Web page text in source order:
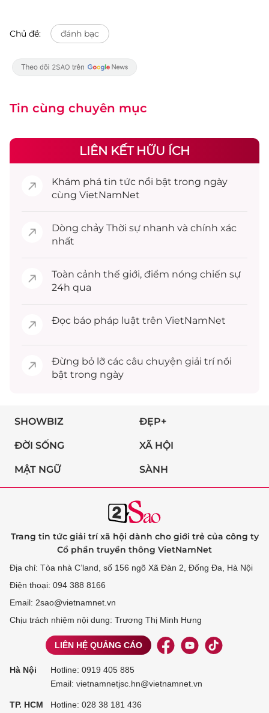
Chủ đề: đánh bạc
Tin cùng chuyên mục
LIÊN KẾT HỮU ÍCH
Khám phá tin tức nổi bật trong ngày
cùng VietNamNet
Dòng chảy Thời sự nhanh và chính xác
nhất
Toàn cảnh thế giới, điểm nóng chiến sự
24h qua
Đọc báo pháp luật trên VietNamNet
Đừng bỏ lỡ các câu chuyện giải trínổi
bật trong ngày
SHOWBIZ ĐẸP+
ĐỜI SỐNG XÃ HỘI
MẬT NGỮ SÀNH
Trang tin tức giải trí xã hội dành cho giới trẻ của công ty
Cổ phần truyền thông VietNamNet
Địa chỉ: Tòa nhà C’land, số 156 ngõ Xã Đàn 2, Đống Đa, Hà Nội
Điện thoại: 094 388 8166
Email: 2sao@vietnamnet.vn
Chịu trách nhiệm nội dung: Trương Thị Minh Hưng
LIÊN HỆ QUẢNG CÁO
Hà Nội Hotline: 0919 405 885
Email: vietnamnetjsc.hn@vietnamnet.vn
TP. HCM Hotline: 028 38 181 436